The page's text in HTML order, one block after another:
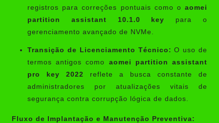
registros para correções pontuais como o aomei
partition assistant 10.1.0 key para o
gerenciamento avançado de NVMe.
Transição de Licenciamento Técnico: O uso de
termos antigos como aomei partition assistant
pro key 2022
reflete a busca constante de
administradores por atualizações vitais de
segurança contra corrupção lógica de dados.
Fluxo de Implantação e Manutenção Preventiva: